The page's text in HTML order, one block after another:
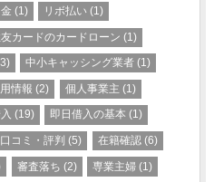
(1) リボ払い (1)
カードのカードローン (1)
中小キャッシング業者 (1)
情報 (2) 個人事業主 (1)
(19) 即日借入の基本 (1)
口コミ・評判 (5) 在籍確認(6)
審査落ち (2) 専業主婦(1)